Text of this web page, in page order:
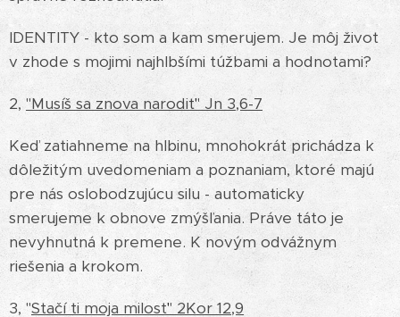
IDENTITY - kto som a kam smerujem. Je môj život
v zhode s mojimi najhlbšími túžbami a hodnotami?
2, "Musíš sa znova narodiť" Jn 3,6-7
Keď zatiahneme na hlbinu, mnohokrát prichádza k
dôležitým uvedomeniam a poznaniam, ktoré majú
pre nás oslobodzujúcu silu - automaticky
smerujeme k obnove zmýšľania. Práve táto je
nevyhnutná k premene. K novým odvážnym
riešenia a krokom.
3, "Stačí ti moja milosť" 2Kor 12,9